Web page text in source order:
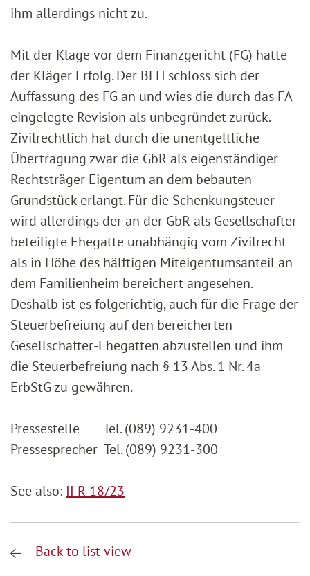
ihm allerdings nicht zu.
Mit der Klage vor dem Finanzgericht (FG) hatte
der Kläger Erfolg. Der BFH schloss sich der
Auffassung des FG an und wies die durch das FA
eingelegte Revision als unbegründet zurück.
Zivilrechtlich hat durch die unentgeltliche
Übertragung zwar die GbR als eigenständiger
Rechtsträger Eigentum an dem bebauten
Grundstück erlangt. Für die Schenkungsteuer
wird allerdings der an der GbR als Gesellschafter
beteiligte Ehegatte unabhängig vom Zivilrecht
als in Höhe des hälftigen Miteigentumsanteil an
dem Familienheim bereichert angesehen.
Deshalb ist es folgerichtig, auch für die Frage der
Steuerbefreiung auf den bereicherten
Gesellschafter-Ehegatten abzustellen und ihm
die Steuerbefreiung nach § 13 Abs. 1 Nr. 4a
ErbStG zu gewähren.
Pressestelle Tel. (089) 9231-400
Pressesprecher Tel. (089) 9231-300
See also: II R 18/23
Back to list view